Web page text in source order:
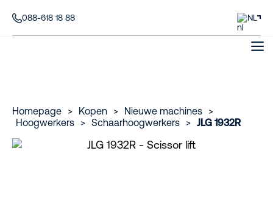
088-618 18 88 NL
Homepage > Kopen > Nieuwe machines
>
Hoogwerkers
> Schaarhoogwerkers > JLG 1932R